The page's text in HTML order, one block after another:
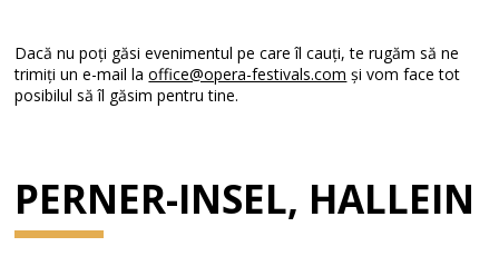
Dacă nu poți găsi evenimentul pe care îl cauți, te rugăm să ne
trimiți un e-mail laoffice@opera-festivals.com și vom face tot
posibilul să îl găsim pentru tine.
PERNER-INSEL, HALLEIN